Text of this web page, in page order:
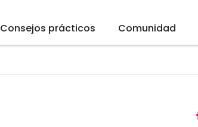
Consejos prácticos Comunidad